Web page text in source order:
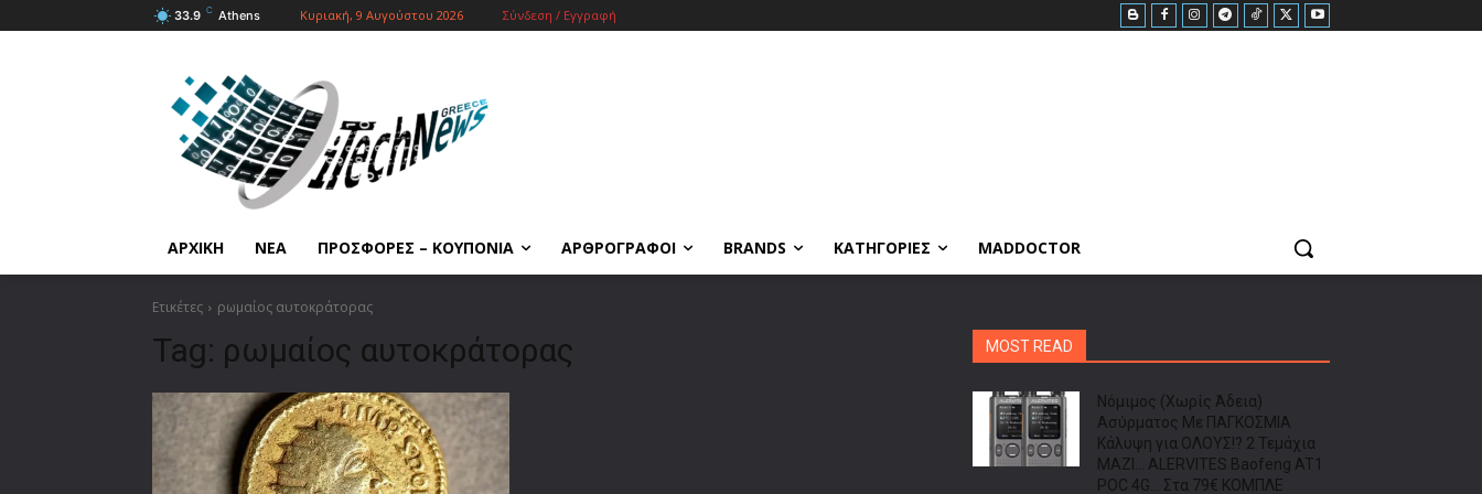
33.9 C Athens Κυριακή, 9 Αυγούστου 2026 Σύνδεση / Εγγραφή
ΑΡΧΙΚΗ ΝΕΑ ΠΡΟΣΦΟΡΕΣ – ΚΟΥΠΟΝΙΑ ΑΡΘΡΟΓΡΑΦΟΙ BRANDS ΚΑΤΗΓΟΡΙΕΣ MADDOCTOR
Ετικέτες ρωμαίος αυτοκράτορας
Tag: ρωμαίος αυτοκράτορας MOST READ
Νόμιμος (Χωρίς Άδεια)
Ασύρματος Με ΠΑΓΚΟΣΜΙΑ
Κάλυψη για ΟΛΟΥΣ!? 2 Τεμάχια
ΜΑΖΙ… ALERVITES Baofeng AT1
POC 4G… Στα 79€ ΚΟΜΠΛΕ